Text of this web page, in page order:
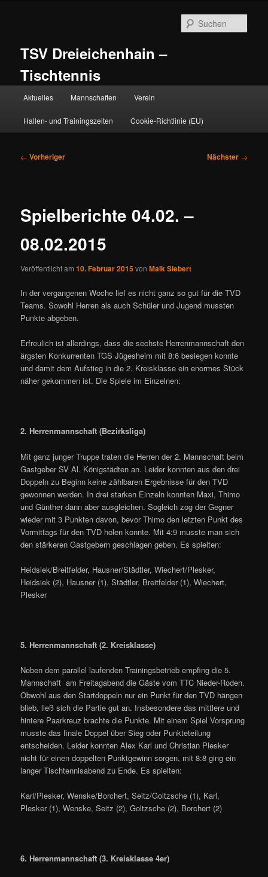
TSV Dreieichenhain –
Tischtennis
Aktuelles Mannschaften Verein
Hallen- und Trainingszeiten Cookie-Richtlinie (EU)
Beitragsnavigation
← Vorheriger Nächster →
Spielberichte 04.02. –
08.02.2015
Veröffentlicht am10. Februar 2015vonMaik Siebert
In der vergangenen Woche lief es nicht ganz so gut für die TVD
Teams. Sowohl Herren als auch Schüler und Jugend mussten
Punkte abgeben.
Erfreulich ist allerdings, dass die sechste Herrenmannschaft den
ärgsten Konkurrenten TGS Jügesheim mit 8:6 besiegen konnte
und damit dem Aufstieg in die 2. Kreisklasse ein enormes Stück
näher gekommen ist. Die Spiele im Einzelnen:
2. Herrenmannschaft (Bezirksliga)
Mit ganz junger Truppe traten die Herren der 2. Mannschaft beim
Gastgeber SV Al. Königstädten an. Leider konnten aus den drei
Doppeln zu Beginn keine zählbaren Ergebnisse für den TVD
gewonnen werden. In drei starken Einzeln konnten Maxi, Thimo
und Günther dann aber ausgleichen. Sogleich zog der Gegner
wieder mit 3 Punkten davon, bevor Thimo den letzten Punkt des
Vormittags für den TVD holen konnte. Mit 4:9 musste man sich
den stärkeren Gastgebern geschlagen geben. Es spielten:
Heidsiek/Breitfelder, Hausner/Städtler, Wiechert/Plesker,
Heidsiek (2), Hausner (1), Städtler, Breitfelder (1), Wiechert,
Plesker
5. Herrenmannschaft (2. Kreisklasse)
Neben dem parallel laufenden Trainingsbetrieb empfing die 5.
Mannschaft am Freitagabend die Gäste vom TTC Nieder-Roden.
Obwohl aus den Startdoppeln nur ein Punkt für den TVD hängen
blieb, ließ sich die Partie gut an. Insbesondere das mittlere und
hintere Paarkreuz brachte die Punkte. Mit einem Spiel Vorsprung
musste das finale Doppel über Sieg oder Punkteteilung
entscheiden. Leider konnten Alex Karl und Christian Plesker
nicht für einen doppelten Punktgewinn sorgen, mit 8:8 ging ein
langer Tischtennisabend zu Ende. Es spielten:
Karl/Plesker, Wenske/Borchert, Seitz/Goltzsche (1), Karl,
Plesker (1), Wenske, Seitz (2), Goltzsche (2), Borchert (2)
6. Herrenmannschaft (3. Kreisklasse 4er)